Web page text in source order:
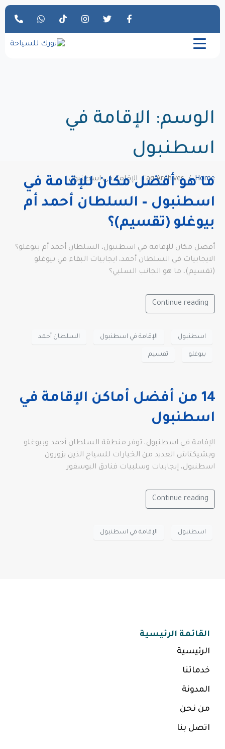
الوسم: الإقامة في
اسطنبول
Home Tag Archives: الإقامة في اسطنبول
ما هو أفضل مكان للإقامة في
اسطنبول – السلطان أحمد أم
بيوغلو (تقسيم)؟
أفضل مكان للإقامة في اسطنبول، السلطان أحمد أم بيوغلو؟
الايجابيات في السلطان أحمد، ايجابيات البقاء في بيوغلو
(تقسيم)، ما هو الجانب السلبي؟
Continue reading
اسطنبول الإقامة في اسطنبول السلطان أحمد
بيوغلو تقسيم
14 من أفضل أماكن الإقامة في
اسطنبول
الإقامة في اسطنبول، توفر منطقة السلطان أحمد وبيوغلو
وبشيكتاش العديد من الخيارات للسياح الذين يزورون
اسطنبول، إيجابيات وسلبيات فنادق البوسفور
Continue reading
اسطنبول الإقامة في اسطنبول
القائمة الرئيسية
الرئيسية
خدماتنا
المدونة
من نحن
اتصل بنا